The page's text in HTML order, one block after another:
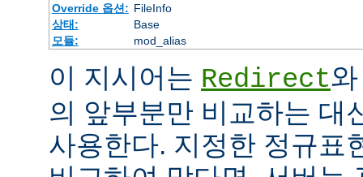
Override 옵션: FileInfo
상태:
Base
모듈:
mod_alias
이 지시어는 Redirect
의 앞부분만 비교하는 대
사용한다. 지정한 정규표